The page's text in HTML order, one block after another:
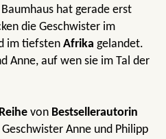
hat gerade erst
die Geschwister im
im tiefsten Afrika gelandet.
Anne, auf wen sie im Tal der
von Bestsellerautorin
Geschwister Anne und Philipp